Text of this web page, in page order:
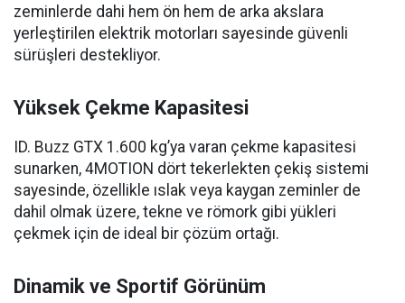
zeminlerde dahi hem ön hem de arka akslara
yerleştirilen elektrik motorları sayesinde güvenli
sürüşleri destekliyor.
Yüksek Çekme Kapasitesi
ID. Buzz GTX 1.600 kg’ya varan çekme kapasitesi
sunarken, 4MOTION dört tekerlekten çekiş sistemi
sayesinde, özellikle ıslak veya kaygan zeminler de
dahil olmak üzere, tekne ve römork gibi yükleri
çekmek için de ideal bir çözüm ortağı.
Dinamik ve Sportif Görünüm